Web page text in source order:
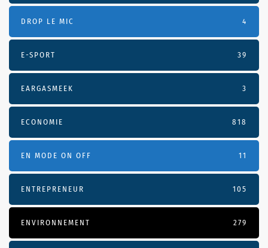
DROP LE MIC 4
E-SPORT 39
EARGASMEEK 3
ECONOMIE 818
EN MODE ON OFF 11
ENTREPRENEUR 105
ENVIRONNEMENT 279